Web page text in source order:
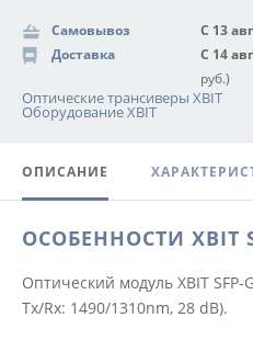
Самовывоз С 13
Доставка
С 14
руб.)
Оптические трансиверы XBIT
Оборудование XBIT
ОПИСАНИЕ
ОСОБЕННОСТИ XBIT
Оптический модуль XBIT SFP-
Tx/Rx: 1490/1310nm, 28 dB).